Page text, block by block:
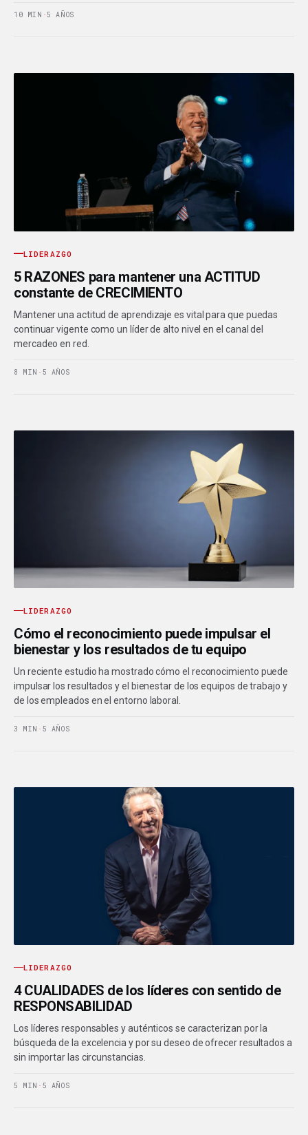
10 MIN ·5 AÑOS
LIDERAZGO
5 RAZONES para mantener una ACTITUD
constante de CRECIMIENTO
Mantener una actitud de aprendizaje es vital para que puedas
continuar vigente como un líder de alto nivel en el canal del
mercadeo en red.
8 MIN · 5 AÑOS
LIDERAZGO
Cómo el reconocimiento puede impulsar el
bienestar y los resultados de tu equipo
Un reciente estudio ha mostrado cómo el reconocimiento puede
impulsar los resultados y el bienestar de los equipos de trabajo y
de los empleados en el entorno laboral.
3 MIN · 5 AÑOS
LIDERAZGO
4 CUALIDADES de los líderes con sentido de
RESPONSABILIDAD
Los líderes responsables y auténticos se caracterizan por la
búsqueda de la excelencia y por su deseo de ofrecer resultados a
sin importar las circunstancias.
5 MIN · 5 AÑOS